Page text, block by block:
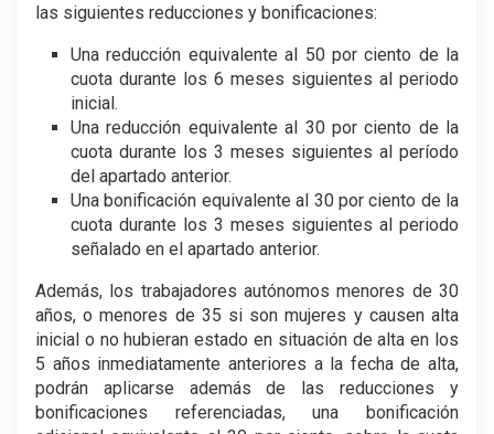
las siguientes reducciones y bonificaciones:
Una reducción equivalente al 50 por ciento de la
cuota durante los 6 meses siguientes al periodo
inicial.
Una reducción equivalente al 30 por ciento de la
cuota durante los 3 meses siguientes al período
del apartado anterior.
Una bonificación equivalente al 30 por ciento de la
cuota durante los 3 meses siguientes al periodo
señalado en el apartado anterior.
Además, los trabajadores autónomos menores de 30
años, o menores de 35 si son mujeres y causen alta
inicial o no hubieran estado en situación de alta en los
5 años inmediatamente anteriores a la fecha de alta,
podrán aplicarse además de las reducciones y
bonificaciones referenciadas, una bonificación